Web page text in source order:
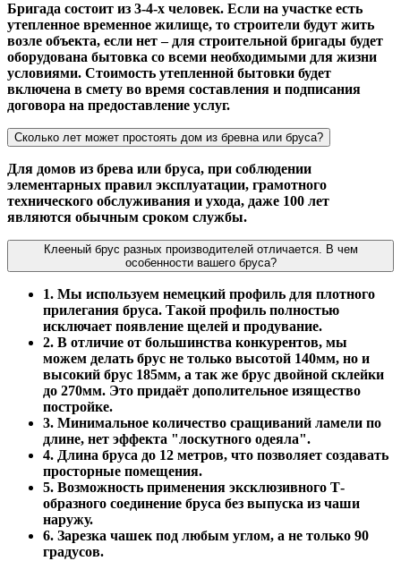
Бригада состоит из 3-4-х человек. Если на участке есть
утепленное временное жилище, то строители будут жить
возле объекта, если нет – для строительной бригады будет
оборудована бытовка со всеми необходимыми для жизни
условиями. Стоимость утепленной бытовки будет
включена в смету во время составления и подписания
договора на предоставление услуг.
Сколько лет может простоять дом из бревна или бруса?
Для домов из брева или бруса, при соблюдении
элементарных правил эксплуатации, грамотного
технического обслуживания и ухода, даже 100 лет
являются обычным сроком службы.
Клееный брус разных производителей отличается. В чем
особенности вашего бруса?
1. Мы используем немецкий профиль для плотного
прилегания бруса. Такой профиль полностью
исключает появление щелей и продувание.
2. В отличие от большинства конкурентов, мы
можем делать брус не только высотой 140мм, но и
высокий брус 185мм, а так же брус двойной склейки
до 270мм. Это придаёт дополительное изящество
постройке.
3. Минимальное количество сращиваний ламели по
длине, нет эффекта "лоскутного одеяла".
4. Длина бруса до 12 метров, что позволяет создавать
просторные помещения.
5. Возможность применения эксклюзивного Т-
образного соединение бруса без выпуска из чаши
наружу.
6. Зарезка чашек под любым углом, а не только 90
градусов.